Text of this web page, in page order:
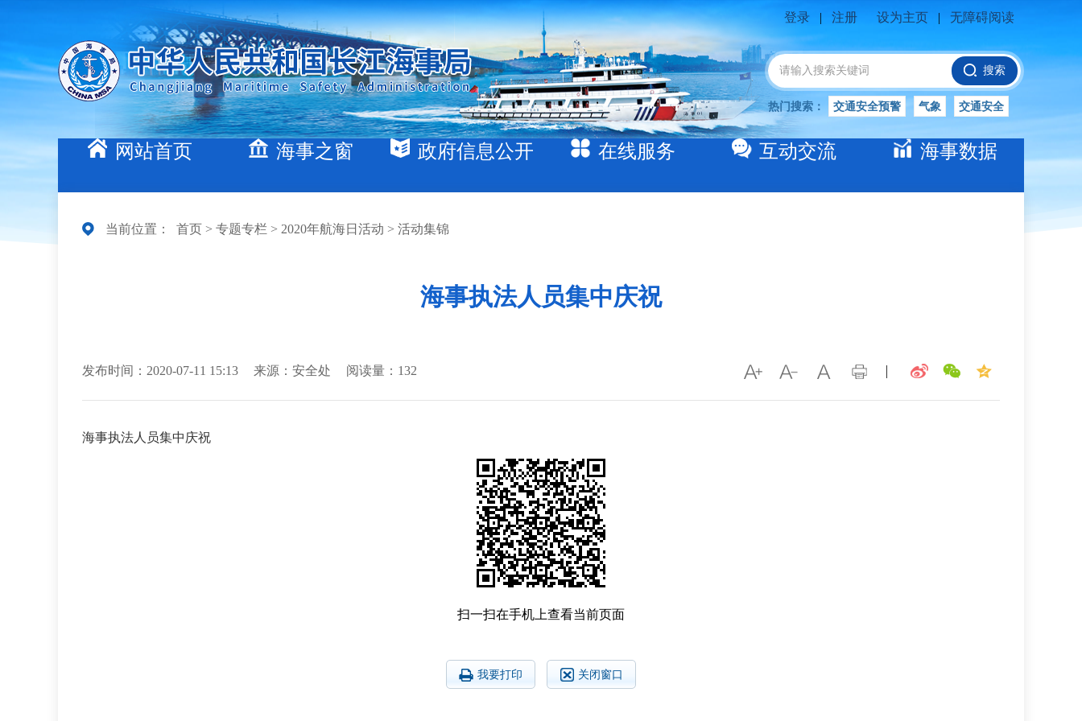
登录 | 注册 设为主页 | 无障碍阅读
搜索
热门搜索： 交通安全预警 气象 交通安全
船舶安全 水位公告 安全 交通
交通安全知识 交通安全生产
网站首页 海事之窗 政府信息公开 在线服务 互动交流 海事数据
当前位置： 首页 > 专题专栏 > 2020年航海日活动 > 活动集锦
海事执法人员集中庆祝
发布时间：2020-07-11 15:13 来源：安全处 阅读量： 132
海事执法人员集中庆祝
扫一扫在手机上查看当前页面
我要打印 关闭窗口